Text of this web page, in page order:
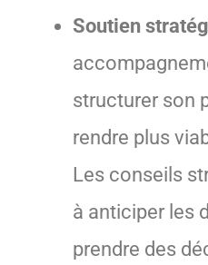
Soutien
structurer son
rendre plus
Les conseils
à anticiper les
prendre des